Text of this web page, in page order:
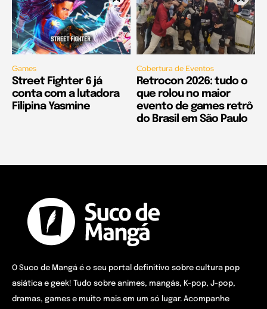
Games
Street Fighter 6 já
conta com a lutadora
Filipina Yasmine
Cobertura de Eventos
Retrocon 2026: tudo o
que rolou no maior
evento de games retrô
do Brasil em São Paulo
O Suco de Mangá é o seu portal definitivo sobre cultura pop
asiática e geek! Tudo sobre animes, mangás, K-pop, J-pop,
dramas, games e muito mais em um só lugar. Acompanhe